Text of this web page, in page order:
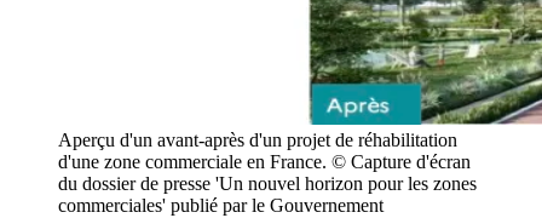
Aperçu d'un avant-après d'un projet de réhabilitation
d'une zone commerciale en France. © Capture d'écran
du dossier de presse 'Un nouvel horizon pour les zones
commerciales' publié par le Gouvernement